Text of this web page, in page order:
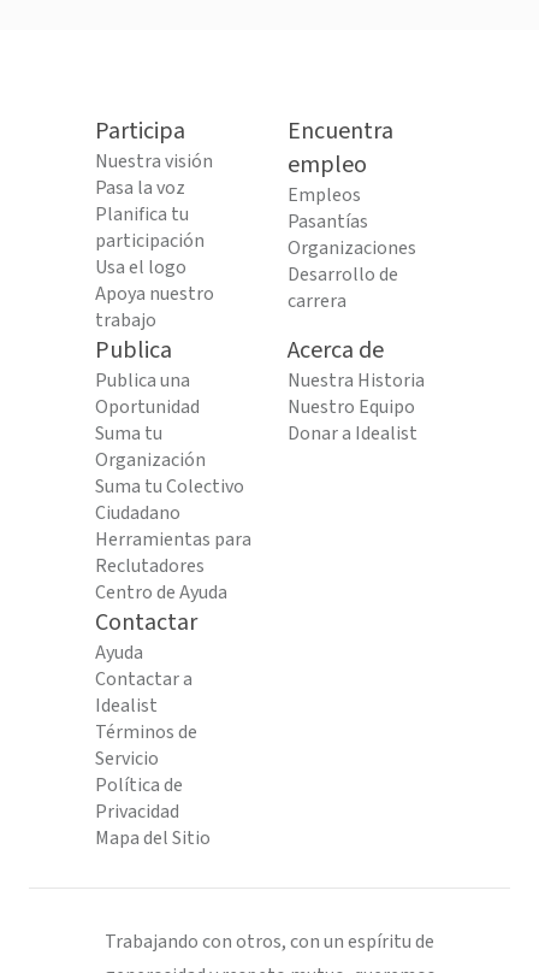
Participa
Nuestra visión
Pasa la voz
Planifica tu
participación
Usa el logo
Apoya nuestro
trabajo
Encuentra
empleo
Empleos
Pasantías
Organizaciones
Desarrollo de
carrera
Publica
Publica una
Oportunidad
Suma tu
Organización
Suma tu Colectivo
Ciudadano
Herramientas para
Reclutadores
Centro de Ayuda
Acerca de
Nuestra Historia
Nuestro Equipo
Donar a Idealist
Contactar
Ayuda
Contactar a
Idealist
Términos de
Servicio
Política de
Privacidad
Mapa del Sitio
Trabajando con otros, con un espíritu de